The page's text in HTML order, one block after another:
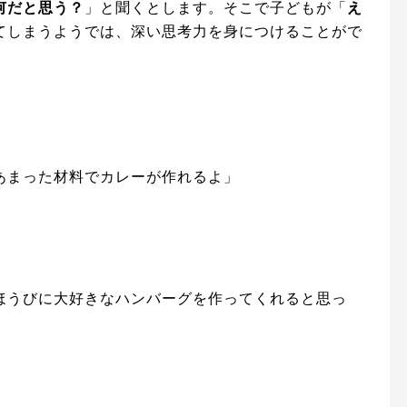
だと思う？ 」と聞くとします。そこで子どもが「 え
しまうようでは、深い思考力を身につけることがで
った材料でカレーが作れるよ」
びに大好きなハンバーグを作ってくれると思っ